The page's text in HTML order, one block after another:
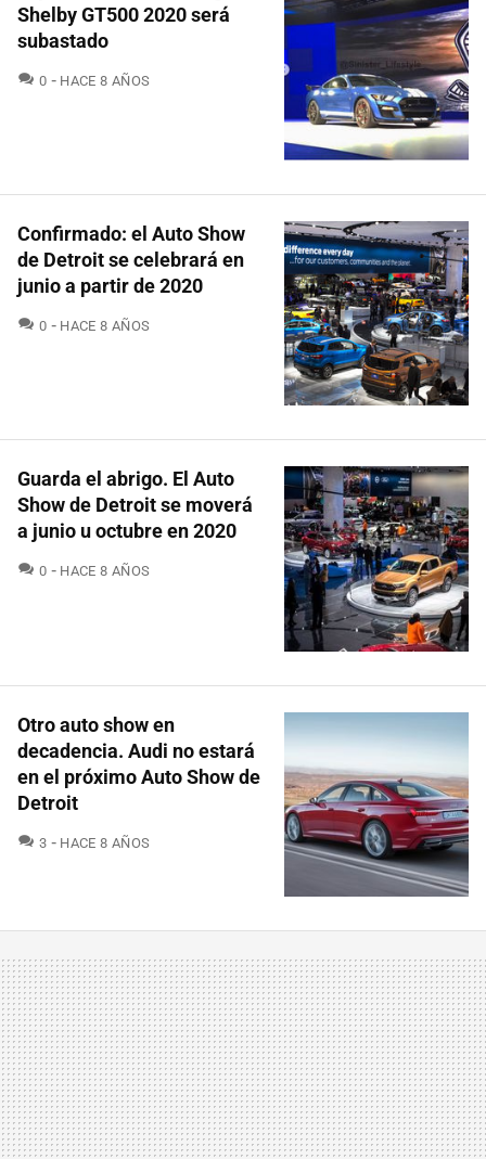
Shelby GT500 2020 será
subastado
0 COMENTARIOS
HACE 8 AÑOS
Confirmado: el Auto Show
de Detroit se celebrará en
junio a partir de 2020
0 COMENTARIOS
HACE 8 AÑOS
Guarda el abrigo. El Auto
Show de Detroit se moverá
a junio u octubre en 2020
0 COMENTARIOS
HACE 8 AÑOS
Otro auto show en
decadencia. Audi no estará
en el próximo Auto Show de
Detroit
3 COMENTARIOS
HACE 8 AÑOS